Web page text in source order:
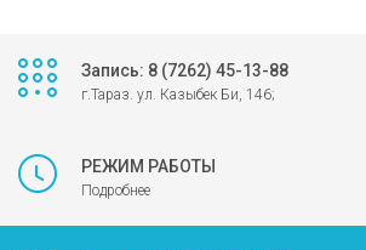
Запись: 8 (7262) 45-13-88
г.Тараз. ул. Казыбек Би, 146;
РЕЖИМ РАБОТЫ
Подробнее